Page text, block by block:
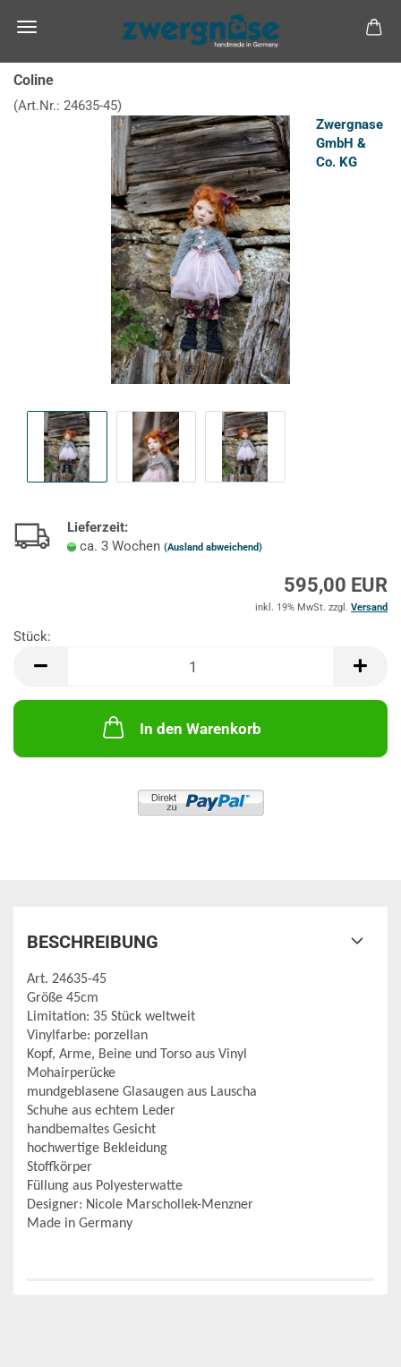
Coline
(Art.Nr.: 24635-45)
Zwergnase
GmbH &
Co. KG
Lieferzeit:
ca. 3 Wochen (Ausland abweichend)
595,00 EUR
inkl. 19% MwSt. zzgl. Versand
Stück:
In den Warenkorb
BESCHREIBUNG
Art. 24635-45
Größe 45cm
Limitation: 35 Stück weltweit
Vinylfarbe: porzellan
Kopf, Arme, Beine und Torso aus Vinyl
Mohairperücke
mundgeblasene Glasaugen aus Lauscha
Schuhe aus echtem Leder
handbemaltes Gesicht
hochwertige Bekleidung
Stoffkörper
Füllung aus Polyesterwatte
Designer: Nicole Marschollek-Menzner
Made in Germany